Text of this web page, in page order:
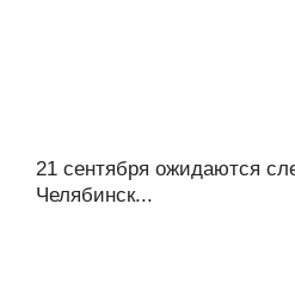
21 сентября ожидаются
Челябинск...